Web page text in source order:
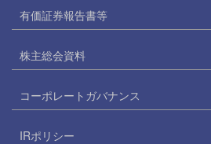
有価証券報告書等
株主総会資料
コーポレートガバナンス
IRポリシー